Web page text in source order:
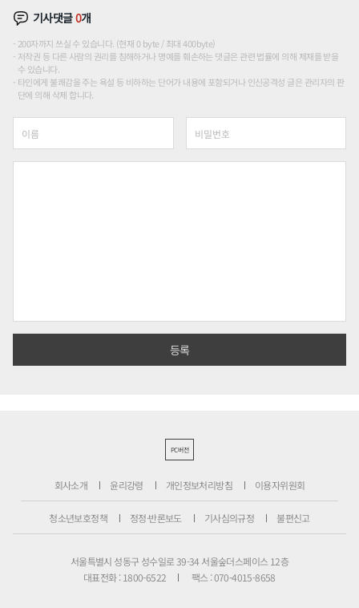
기사댓글0개
200자까지 쓰실 수 있습니다. (현재 0 byte / 최대 400byte)
저작권 등 다른 사람의 권리를 침해하거나 명예를 훼손하는 댓글은 관련 법률에 의해 제재를 받을
수 있습니다.
타인에게 불쾌감을 주는 욕설 등 비하하는 단어가 내용에 포함되거나 인신공격성 글은 관리자의 판
단에 의해 삭제 합니다.
PC버전
회사소개 윤리강령 개인정보처리방침 이용자위원회
청소년보호정책 정정·반론보도 기사심의규정 불편신고
서울특별시 성동구 성수일로 39-34 서울숲더스페이스 12층
대표전화 : 1800-6522
팩스 : 070-4015-8658